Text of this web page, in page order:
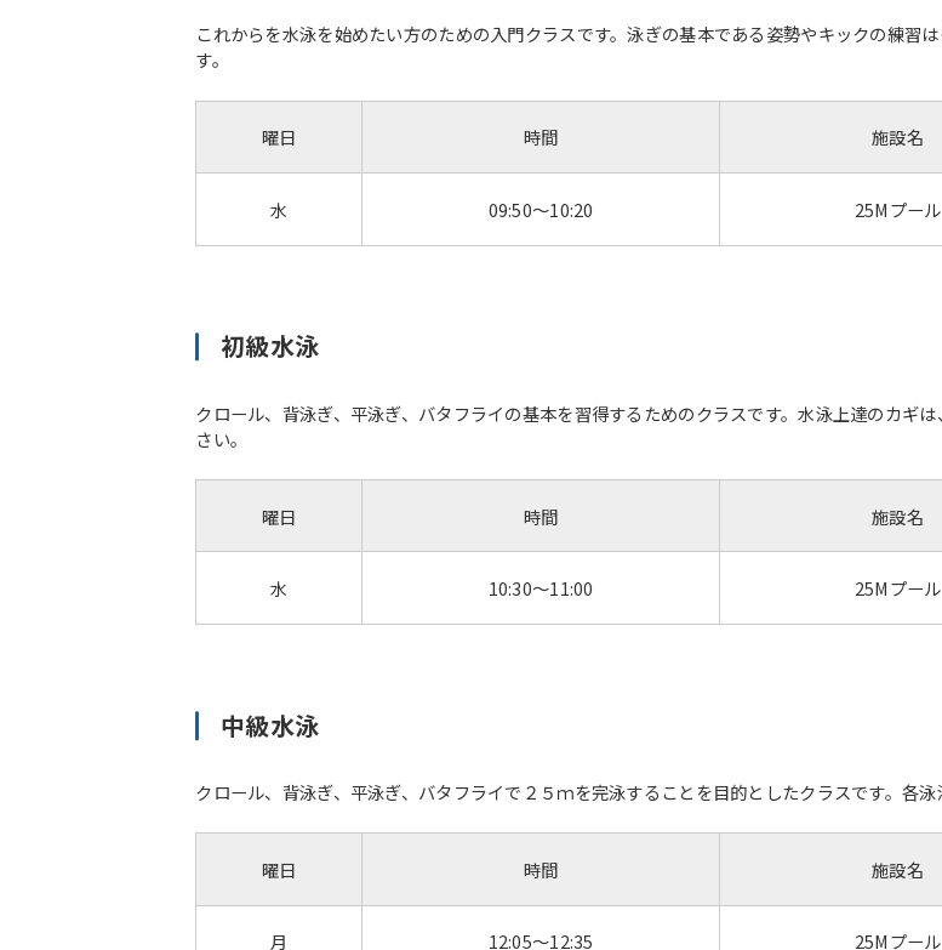
これからを水泳を始めたい方のための入門クラスです。泳ぎの基本である姿勢やキックの練習
す。
曜日
水
時間
09:50～10:20
施設名
25Mプール
初級水泳
クロール、背泳ぎ、平泳ぎ、バタフライの基本を習得するためのクラスです。水泳上達のカギ
さい。
曜日
水
時間
10:30～11:00
施設名
25Mプール
中級水泳
クロール、背泳ぎ、平泳ぎ、バタフライで２５ｍを完泳することを目的としたクラスです。各
曜日
月
時間
12:05～12:35
施設名
25Mプール